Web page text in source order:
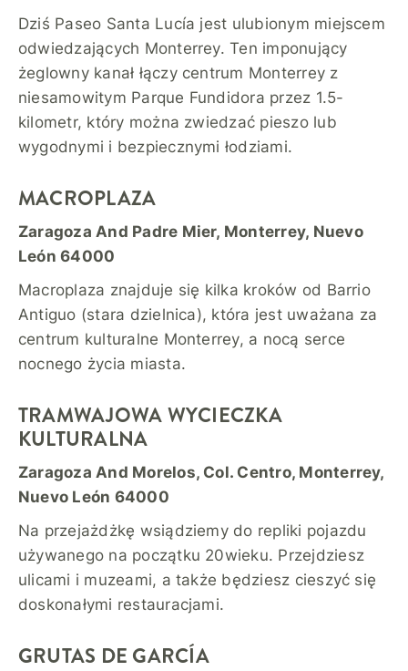
Dziś Paseo Santa Lucía jest ulubionym miejscem
odwiedzających Monterrey. Ten imponujący
żeglowny kanał łączy centrum Monterrey z
niesamowitym Parque Fundidora przez 1.5-
kilometr, który można zwiedzać pieszo lub
wygodnymi i bezpiecznymi łodziami.
MACROPLAZA
Zaragoza And Padre Mier, Monterrey, Nuevo
León 64000
Macroplaza znajduje się kilka kroków od Barrio
Antiguo (stara dzielnica), która jest uważana za
centrum kulturalne Monterrey, a nocą serce
nocnego życia miasta.
TRAMWAJOWA WYCIECZKA
KULTURALNA
Zaragoza And Morelos, Col. Centro, Monterrey,
Nuevo León 64000
Na przejażdżkę wsiądziemy do repliki pojazdu
używanego na początku 20wieku. Przejdziesz
ulicami i muzeami, a także będziesz cieszyć się
doskonałymi restauracjami.
GRUTAS DE GARCÍA